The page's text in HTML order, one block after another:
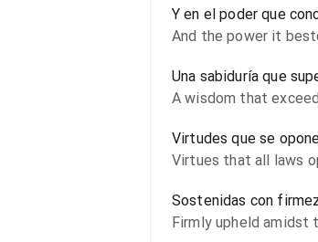
Y en el poder que
And the power it
Una sabiduría que
A wisdom that
Virtudes que se
Virtues that all laws
Sostenidas con
Firmly upheld amidst